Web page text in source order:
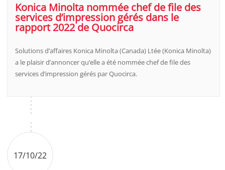
Konica Minolta nommée chef de file des
services d’impression gérés dans le
rapport 2022 de Quocirca
Solutions d’affaires Konica Minolta (Canada) Ltée (Konica Minolta)
a le plaisir d’annoncer qu’elle a été nommée chef de file des
services d’impression gérés par Quocirca.
17/10/22